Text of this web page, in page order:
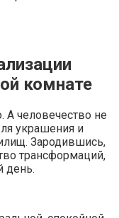
комнате
человечество не
украшения и
Зародившись,
трансформаций,
день.